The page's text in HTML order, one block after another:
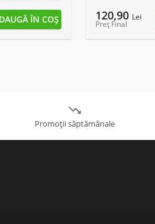
120,90 Lei
Preț Final

Promoții săptămânale